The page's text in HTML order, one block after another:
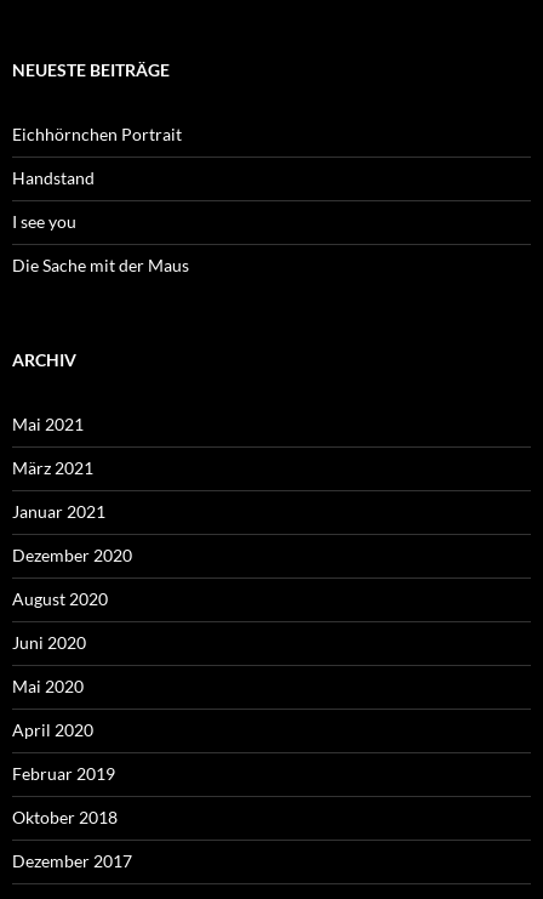
NEUESTE BEITRÄGE
Eichhörnchen Portrait
Handstand
I see you
Die Sache mit der Maus
ARCHIV
Mai 2021
März 2021
Januar 2021
Dezember 2020
August 2020
Juni 2020
Mai 2020
April 2020
Februar 2019
Oktober 2018
Dezember 2017